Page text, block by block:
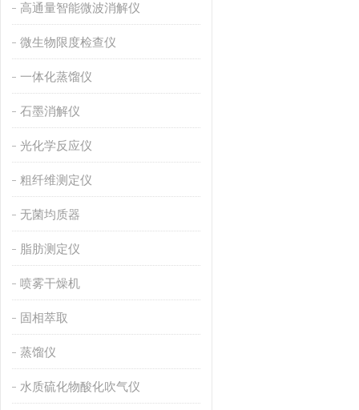
高通量智能微波消解仪
微生物限度检查仪
一体化蒸馏仪
石墨消解仪
光化学反应仪
粗纤维测定仪
无菌均质器
脂肪测定仪
喷雾干燥机
固相萃取
蒸馏仪
水质硫化物酸化吹气仪